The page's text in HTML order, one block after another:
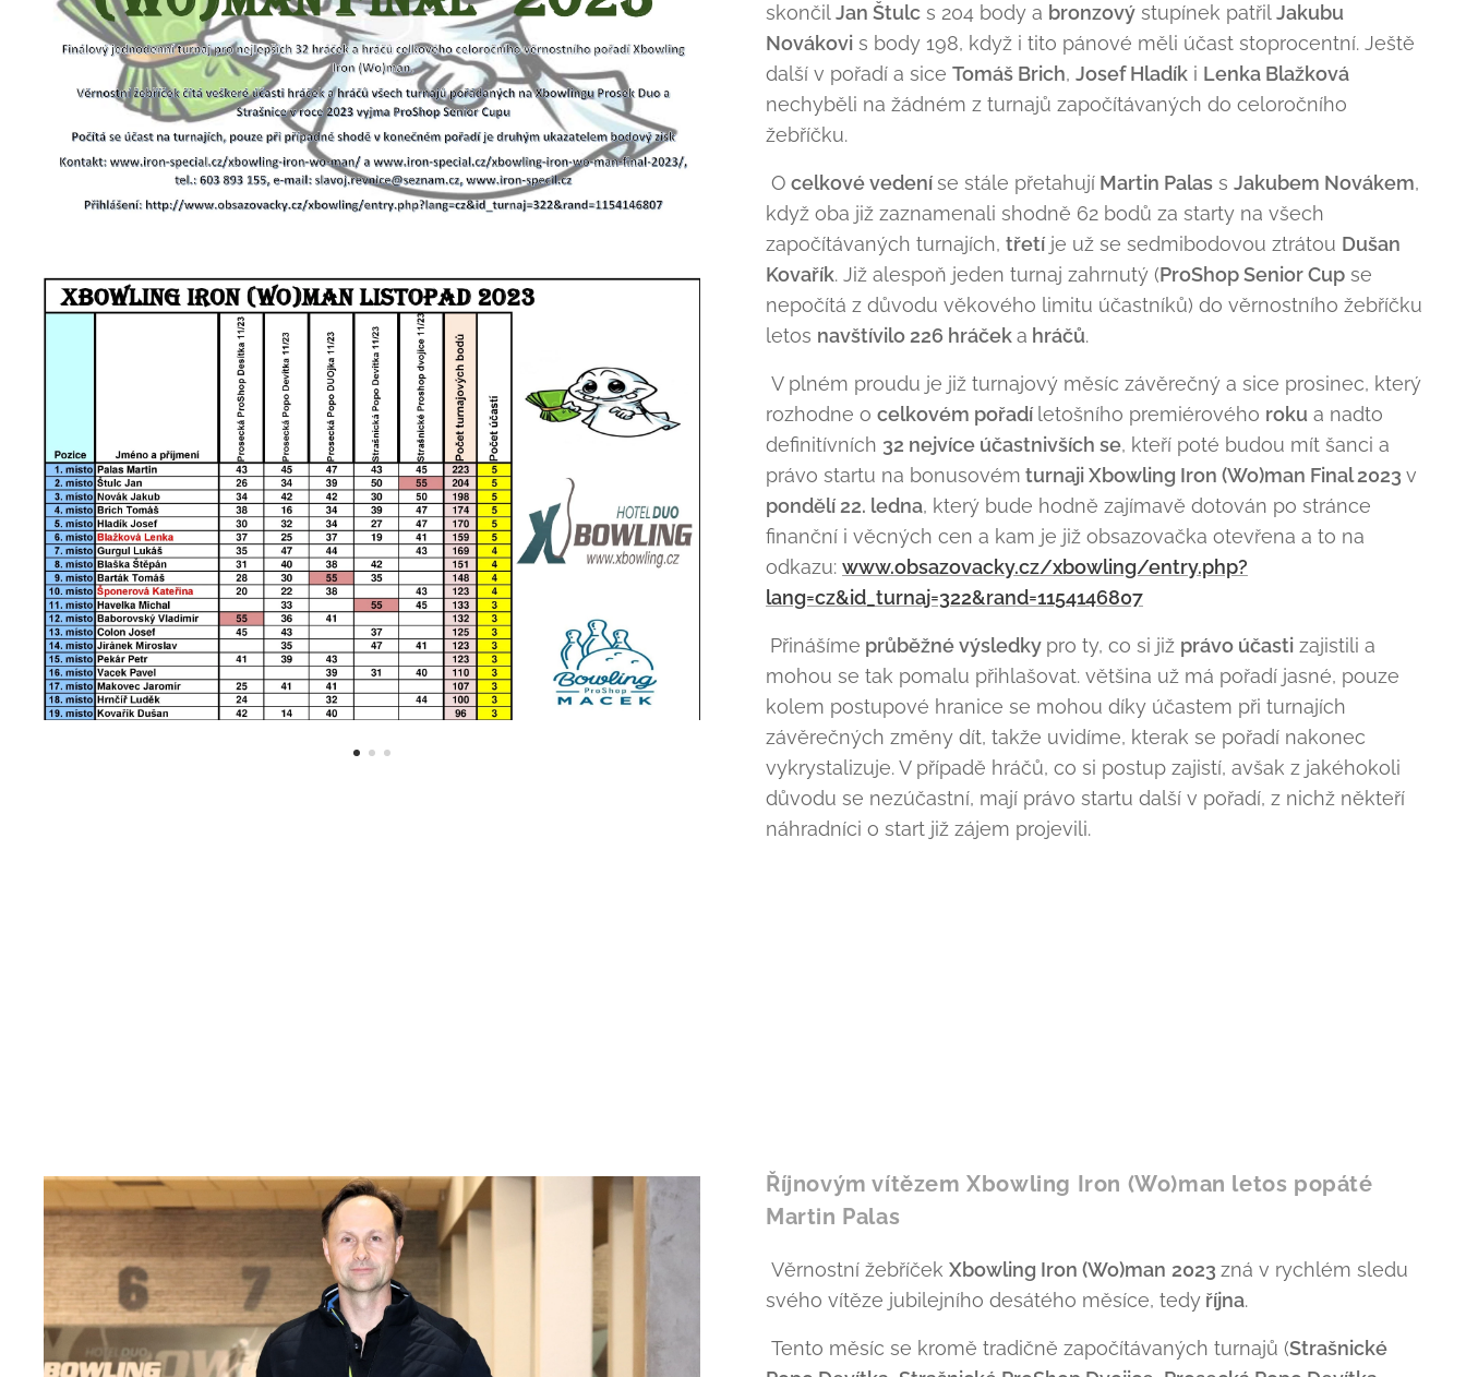
skončilJan Štulc s 204 body a bronzový stupínek patřilJakubu
Novákovi s body 198, když i tito pánové měli účast stoprocentní. Ještě
další v pořadí a sice Tomáš Brich, Josef Hladík i Lenka Blažková
nechyběli na žádném z turnajů započítávaných do celoročního
žebříčku.
O celkové vedeníse stále přetahují Martin Palas s Jakubem Novákem,
když oba již zaznamenali shodně 62 bodů za starty na všech
započítávaných turnajích, třetí je už se sedmibodovou ztrátou Dušan
Kovařík. Již alespoň jeden turnaj zahrnutý (ProShop Senior Cup se
nepočítá z důvodu věkového limitu účastníků) do věrnostního žebříčku
letos navštívilo 226 hráčeka hráčů.
V plném proudu je již turnajový měsíc závěrečný a sice prosinec, který
rozhodne o celkovém pořadí letošního premiérového roku a nadto
definitívních 32 nejvíce účastnivších se, kteří poté budou mít šanci a
právo startu na bonusovém turnaji Xbowling Iron (Wo)man Final 2023 v
pondělí 22. ledna, který bude hodně zajímavě dotován po stránce
finanční i věcných cen a kam je již obsazovačka otevřena a to na
odkazu: www.obsazovacky.cz/xbowling/entry.php?
lang=cz&id_turnaj=322&rand=1154146807
Přinášíme průběžné výsledky pro ty, co si již právo účasti zajistili a
mohou se tak pomalu přihlašovat. většina už má pořadí jasné, pouze
kolem postupové hranice se mohou díky účastem při turnajích
závěrečných změny dít, takže uvidíme, kterak se pořadí nakonec
vykrystalizuje. V případě hráčů, co si postup zajistí, avšak z jakéhokoli
důvodu se nezúčastní, mají právo startu další v pořadí, z nichž někteří
náhradníci o start již zájem projevili.
Říjnovým vítězem Xbowling Iron (Wo)man letos popáté
Martin Palas
Věrnostní žebříček Xbowling Iron (Wo)man 2023 zná v rychlém sledu
svého vítěze jubilejního desátého měsíce, tedy října.
Tento měsíc se kromě tradičně započítávaných turnajů (Strašnické